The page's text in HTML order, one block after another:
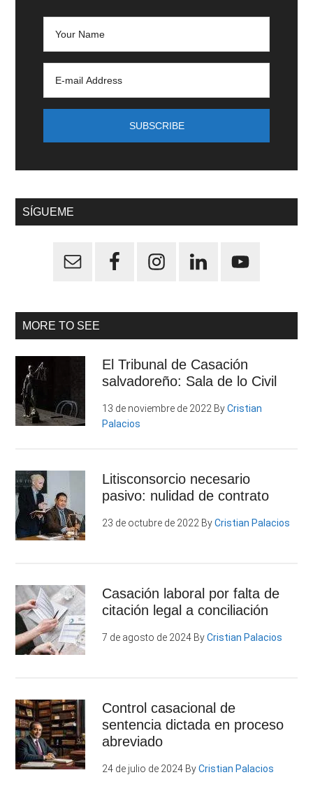
SÍGUEME
MORE TO SEE
El Tribunal de Casación
salvadoreño: Sala de lo Civil
13 de noviembre de 2022 ByCristian
Palacios
Litisconsorcio necesario
pasivo: nulidad de contrato
23 de octubre de 2022 ByCristian Palacios
Casación laboral por falta de
citación legal a conciliación
7 de agosto de 2024 ByCristian Palacios
Control casacional de
sentencia dictada en proceso
abreviado
24 de julio de 2024 ByCristian Palacios